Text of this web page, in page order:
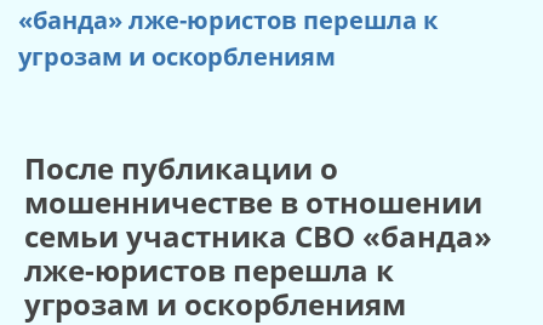
«банда» лже-юристов перешла к
угрозам и оскорблениям
После публикации о
мошенничестве в отношении
семьи участника СВО «банда»
лже-юристов перешла к
угрозам и оскорблениям